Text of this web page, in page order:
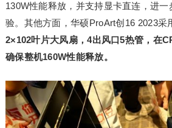
130W性能释放，并支持显卡直连，进
验。其他方面，华硕ProArt创16 2023采
2×102叶片大风扇，4出风口5热管，在
确保整机160W性能释放。